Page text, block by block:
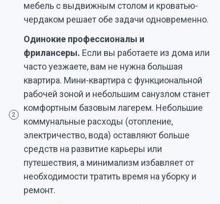
мебель с выдвижным столом и кроватью-
чердаком решает обе задачи одновременно.
2
Одинокие профессионалы и
фрилансеры. Если вы работаете из дома или
часто уезжаете, вам не нужна большая
квартира. Мини-квартира с функциональной
рабочей зоной и небольшим санузлом станет
комфортным базовым лагерем. Небольшие
коммунальные расходы (отопление,
электричество, вода) оставляют больше
средств на развитие карьеры или
путешествия, а минимализм избавляет от
необходимости тратить время на уборку и
ремонт.